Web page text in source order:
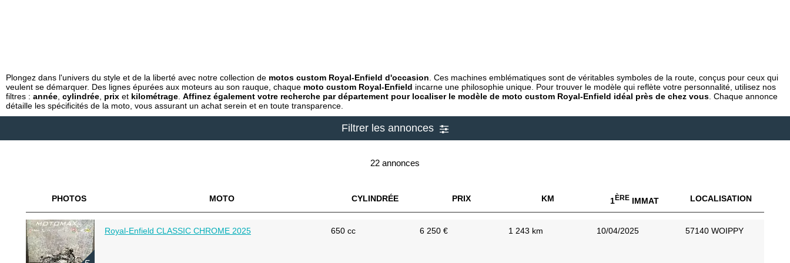
Plongez dans l'univers du style et de la liberté avec notre collection de motos custom Royal-Enfield d'occasion . Ces machines emblématiques sont de véritables symboles de la route, conçus pour ceux qui
veulent se démarquer. Des lignes épurées aux moteurs au son rauque, chaque moto custom Royal-Enfield incarne une philosophie unique. Pour trouver le modèle qui reflète votre personnalité, utilisez nos
filtres : année cylindrée prix et kilométrage Affinez également votre recherche par département pour localiser le modèle de moto custom Royal-Enfield idéal près de chez vous . Chaque annonce
détaille les spécificités de la moto, vous assurant un achat serein et en toute transparence.
Filtrer les annonces
22 annonces
PHOTOS MOTO CYLINDRÉE PRIX KM 1ÈREIMMAT LOCALISATION
Royal-Enfield CLASSIC CHROME 2025 650 cc 6 250 € 1 243 km 10/04/2025 57140 WOIPPY